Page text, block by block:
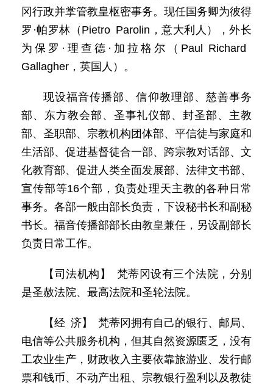
冈行政并掌管教皇枢密事务。现任国务卿为彼得
罗·帕罗林（Pietro Parolin，意大利人），外长
为保罗·理查德·加拉格尔（Paul Richard
Gallagher，英国人）。
现设福音传播部、信仰教理部、慈善事务
部、东方教会部、圣事礼仪部、封圣部、主教
部、圣职部、宗教机构团体部、平信徒与家庭和
生活部、促进基督徒合一部、跨宗教对话部、文
化教育部、促进人类全面发展部、法律文书部、
宣传部等16个部，负责处理天主教的各种日常
事务。各部一般由部长负责，下设秘书长和副秘
书长。福音传播部部长由教皇兼任，另设副部长
负责日常工作。
【司法机构】 梵蒂冈设有三个法院，分别
是圣赦法院、最高法院和圣轮法院。
【经 济】 梵蒂冈拥有自己的银行、邮局、
电信等公共服务机构，但其自然资源匮乏，没有
工农业生产，财政收入主要依靠旅游业、发行邮
票和钱币、不动产出租、宗教银行盈利以及教徒